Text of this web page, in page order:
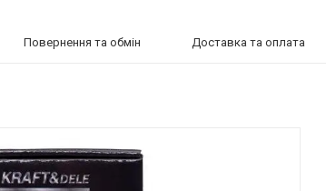
Повернення та обмін Доставка та оплата